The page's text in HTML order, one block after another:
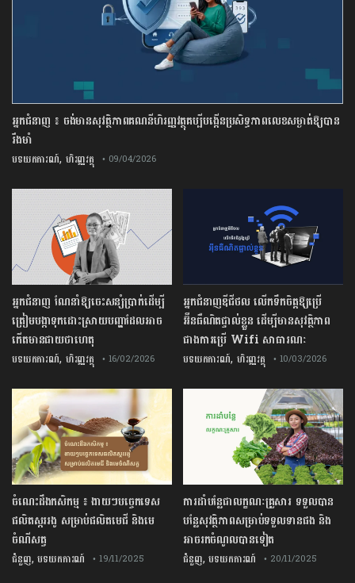
អ្នកជំនាញ ៖ ចង់មានសុវត្ថិភាពគណនីហិរញ្ញវត្ថុគប្បីបង្កើនប្រសិទ្ធភាពលេខសម្ងាត់ឱ្យបាន
រឹងមាំ
បទយកការណ៍, ហិរញ្ញវត្ថុ • 09/04/2026
អ្នកជំនាញឌីជីថល លើកទឹកចិត្តឱ្យប្រើ
អ៊ីនធឺណិតផ្ទាល់ខ្លួន ដើម្បីមានសុវត្ថិភាព
ជាងការប្រើ Wifi​ សាធារណៈ
បទយកការណ៍, ហិរញ្ញវត្ថុ • 10/03/2026
អ្នកជំនាញ ណែនាំឱ្យចេះសន្សំប្រាក់ដើម្បី
ត្រៀមបង្កាទុកដោះស្រាយបញ្ហាដែលអាច
កើតមានជាយថាហេតុ
បទយកការណ៍, ហិរញ្ញវត្ថុ • 16/02/2026
ការដាំបន្លែជាលក្ខណៈគ្រួសារ ទទួលបាន
បន្លែសុវត្ថិភាពសម្រាប់ទទួលទានផង និង
អាចរកចំណូលបានទៀត
ជំនួញ,បទយកការណ៍ • 20/11/2025
ចំណេះដឹងកសិកម្ម ៖ ងាយៗបច្ចេកទេស
ផលិតស្កររងូ សម្រាប់ផលិតមេជី និងមេ
ចំណីសត្វ
ជំនួញ,បទយកការណ៍ • 19/11/2025